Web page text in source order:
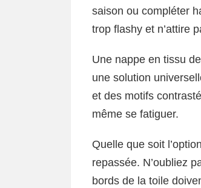
saison ou compléter
trop flashy et n’attire
Une nappe en tissu
une solution
et des motifs
même se fatiguer.
Quelle que soit
repassée. N’oubliez
bords de la toile